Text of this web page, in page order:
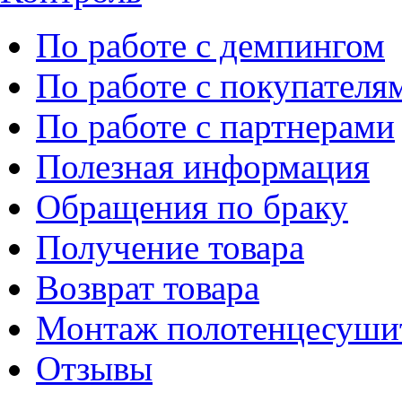
По работе с демпингом
По работе с
По работе с партнерами
Полезная информация
Обращения по браку
Получение товара
Возврат товара
Монтаж
Отзывы